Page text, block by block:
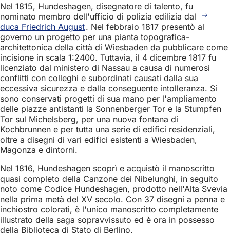
Nel 1815, Hundeshagen, disegnatore di talento, fu
nominato membro dell'ufficio di polizia edilizia dal
duca Friedrich August. Nel febbraio 1817 presentò al
governo un progetto per una pianta topografica-
architettonica della città di Wiesbaden da pubblicare come
incisione in scala 1:2400. Tuttavia, il 4 dicembre 1817 fu
licenziato dal ministero di Nassau a causa di numerosi
conflitti con colleghi e subordinati causati dalla sua
eccessiva sicurezza e dalla conseguente intolleranza. Si
sono conservati progetti di sua mano per l'ampliamento
delle piazze antistanti la Sonnenberger Tor e la Stumpfen
Tor sul Michelsberg, per una nuova fontana di
Kochbrunnen e per tutta una serie di edifici residenziali,
oltre a disegni di vari edifici esistenti a Wiesbaden,
Magonza e dintorni.
Nel 1816, Hundeshagen scoprì e acquistò il manoscritto
quasi completo della Canzone dei Nibelunghi, in seguito
noto come Codice Hundeshagen, prodotto nell'Alta Svevia
nella prima metà del XV secolo. Con 37 disegni a penna e
inchiostro colorati, è l'unico manoscritto completamente
illustrato della saga sopravvissuto ed è ora in possesso
della Biblioteca di Stato di Berlino.